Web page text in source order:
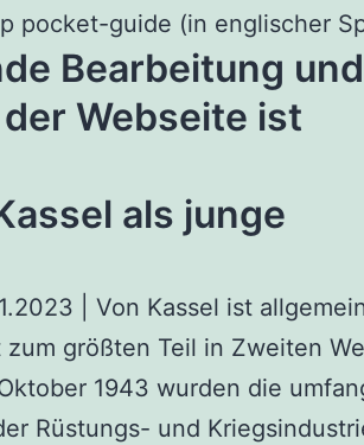
pocket-guide (in englischer
Bearbeitung und
Webseite ist
als junge
| Von Kassel ist
größten Teil in Zweiten
1943 wurden die
Rüstungs- und